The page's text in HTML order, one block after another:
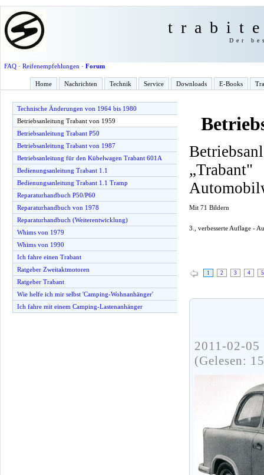
Der
FAQ· Reifenempfehlungen · Forum
Home Nachrichten Technik Service Downloads E-Books
Technische Änderungen von 1964 bis 1980
Betriebsanleitung Trabant von 1959
Betriebsanleitung Trabant P50
Betriebsanleitung Trabant von 1987
Betriebsanleitung für den Kübelwagen Trabant 601A
Bedienungsanleitung Trabant 1.1
Bedienungsanleitung Trabant 1.1 Tramp
Reparaturhandbuch P50/P60
Reparaturhandbuch von 1978
Reparaturhandbuch (Weiterentwicklung)
Whims von 1979
Whims von 1990
Ich fahre einen Trabant
Ratgeber Zweitaktmotoren
Ratgeber Trabant
Wie helfe ich mir selbst 'Camping-Wohnanhänger'
Ich fahre mit einem Camping-Lastenanhänger
Mit 71 Bildern
3., verbesserte Auflage -
1 2 3 4 5
2011-02-
(Gelesen: